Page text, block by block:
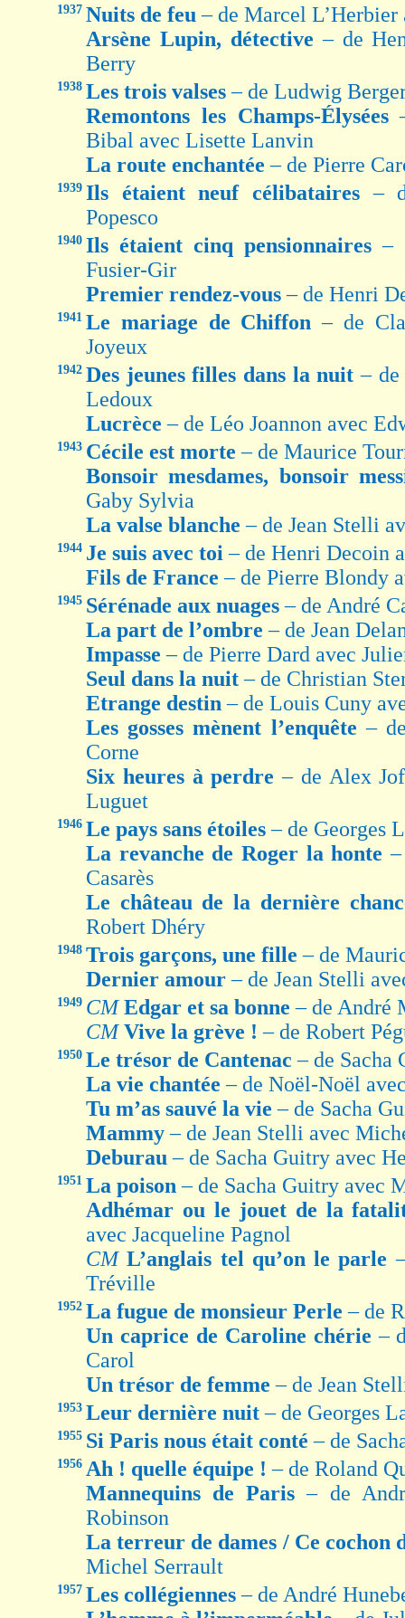
1937 Nuits de feu– de Marcel
Arsène Lupin, détective– de
Berry
1938 Les trois valses– de Ludwig
Remontons les Champs-Élysées
Bibal avec Lisette Lanvin
La route enchantée– de Pierre
1939 Ils étaient neuf célibataires–
Popesco
1940 Ils étaient cinq pensionnaires–
Fusier-Gir
Premier rendez-vous– de Henri
1941 Le mariage de Chiffon– de
Joyeux
1942 Des jeunes filles dans la nuit– de
Ledoux
Lucrèce– de Léo Joannon avec
1943 Cécile est morte– de Maurice
Bonsoir mesdames, bonsoir
Gaby Sylvia
La valse blanche– de Jean Stelli
1944 Je suis avec toi– de Henri Decoin
Fils de France– de Pierre Blondy
1945 Sérénade aux nuages– de André
La part de l’ombre– de Jean
Impasse– de Pierre Dard avec
Seul dans la nuit– de Christian
Etrange destin– de Louis Cuny
Les gosses mènent l’enquête–
Corne
Six heures à perdre– de Alex
Luguet
1946 Le pays sans étoiles– de Georges
La revanche de Roger la honte
Casarès
Le château de la dernière
Robert Dhéry
1948 Trois garçons, une fille– de
Dernier amour– de Jean Stelli
1949 CMEdgar et sa bonne– de André
CM Vive la grève !– de Robert
1950 Le trésor de Cantenac– de Sacha
La vie chantée– de Noël-Noël
Tu m’as sauvé la vie– de Sacha
Mammy– de Jean Stelli avec
Deburau– de Sacha Guitry avec
1951 La poison– de Sacha Guitry avec
Adhémar ou le jouet de la
avec Jacqueline Pagnol
CM L’anglais tel qu’on le parle
Tréville
1952 La fugue de monsieur Perle– de
Un caprice de Caroline chérie–
Carol
Un trésor de femme– de Jean
1953 Leur dernière nuit– de Georges
1955 Si Paris nous était conté– de
1956 Ah ! quelle équipe !– de Roland
Mannequins de Paris– de
Robinson
La terreur de dames / Ce
Michel Serrault
1957 Les collégiennes– de André